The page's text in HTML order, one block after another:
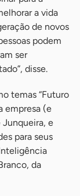
a vida
de novos
podem
ser
disse.
temas “Futuro
empresa (e
e
para seus
da